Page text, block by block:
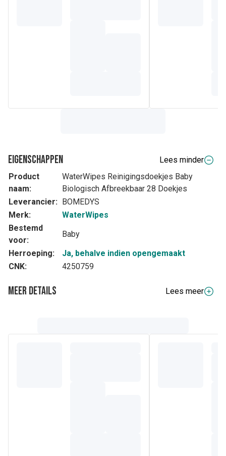
Eigenschappen
Lees minder
Product
naam:
WaterWipes Reinigingsdoekjes Baby
Biologisch Afbreekbaar 28 Doekjes
Leverancier: BOMEDYS
Merk:
WaterWipes
Bestemd
voor:
Baby
Herroeping:
Ja, behalve indien opengemaakt
CNK:
4250759
Meer details
Lees meer
pasgeboren en premature baby's maar nu biologisch